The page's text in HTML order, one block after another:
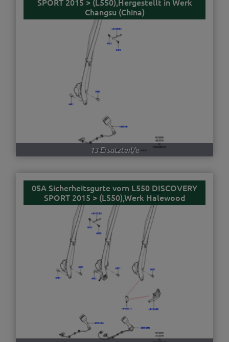
Changsu (China)
13 Ersatzteil/e
05A Sicherheitsgurte vorn L550 DISCOVERY
SPORT 2015 > (L550),Werk Halewood